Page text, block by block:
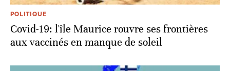
POLITIQUE
Covid-19: l'île Maurice rouvre ses frontières
aux vaccinés en manque de soleil